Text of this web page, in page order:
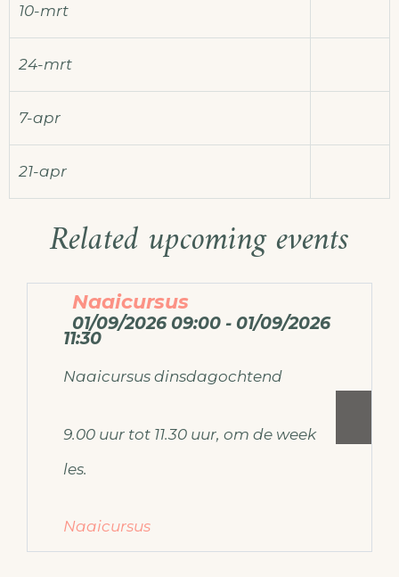
10-mrt
24-mrt
7-apr
21-apr
Related upcoming events
Naaicursus
01/09/2026 09:00 - 01/09/2026
11:30
Naaicursus dinsdagochtend
9.00 uur tot 11.30 uur, om de week
les.
Naaicursus